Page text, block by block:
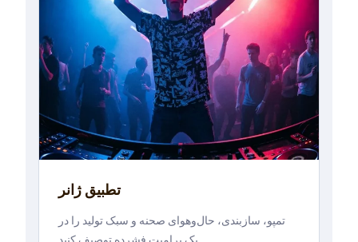
تطبیق ژانر
تمپو، سازبندی، حال‌وهوای صحنه و سبک تولید را در